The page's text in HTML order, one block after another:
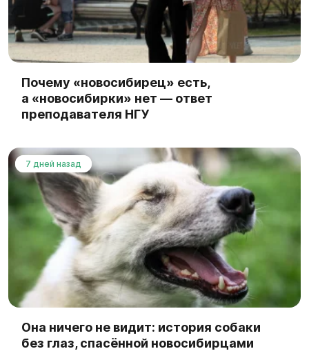
Почему «новосибирец» есть,
а «новосибирки» нет — ответ
преподавателя НГУ
7 дней назад
Она ничего не видит: история собаки
без глаз, спасённой новосибирцами